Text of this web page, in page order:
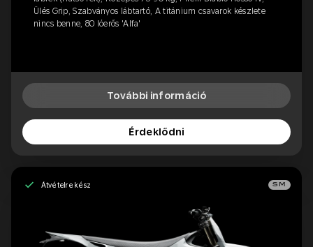
Ülés Grip, Szabványos lábtartó, A titánium csavarok készlete
nincs benne, 80 lóerős 'Alfa'
További információ
Érdeklődni
Átvételre kész SM